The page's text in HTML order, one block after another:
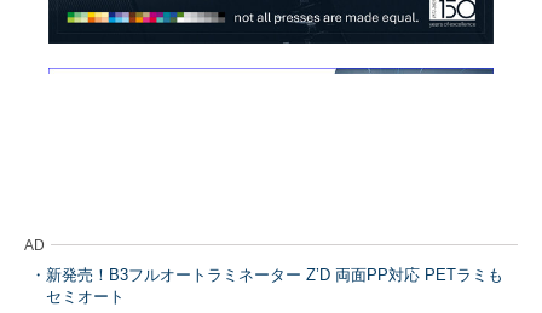
AD
新発売！B3フルオートラミネーター Z’D 両面PP対応 PETラミも
セミオート